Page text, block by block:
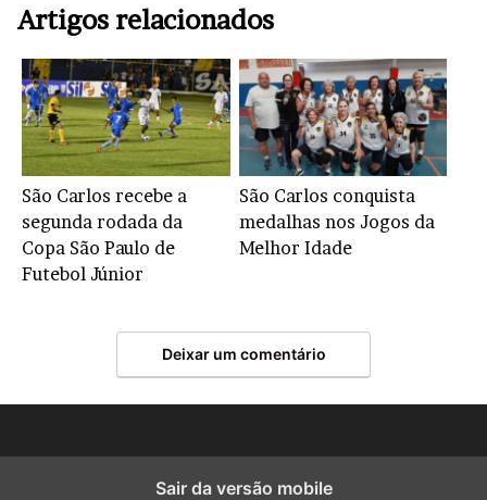
Artigos relacionados
São Carlos recebe a
segunda rodada da
Copa São Paulo de
Futebol Júnior
São Carlos conquista
medalhas nos Jogos da
Melhor Idade
Deixar um comentário
Sair da versão mobile